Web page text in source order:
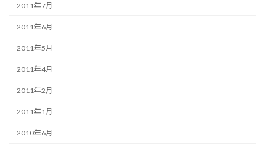
2011年7月
2011年6月
2011年5月
2011年4月
2011年2月
2011年1月
2010年6月